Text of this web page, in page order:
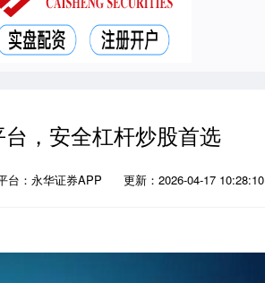
，安全杠杆炒股首选
台：永华证券APP 更新：2026-04-17 10:28:10